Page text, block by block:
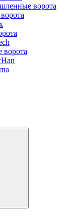
ворота